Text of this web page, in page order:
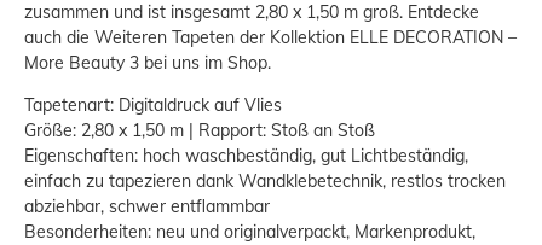
zusammen und ist insgesamt 2,80 x 1,50 m groß. Entdecke
auch die Weiteren Tapeten der Kollektion ELLE DECORATION –
More Beauty 3 bei uns im Shop.
Tapetenart: Digitaldruck auf Vlies
Größe: 2,80 x 1,50 m | Rapport: Stoß an Stoß
Eigenschaften: hoch waschbeständig, gut Lichtbeständig,
einfach zu tapezieren dank Wandklebetechnik, restlos trocken
abziehbar, schwer entflammbar
Besonderheiten: neu und originalverpackt, Markenprodukt,